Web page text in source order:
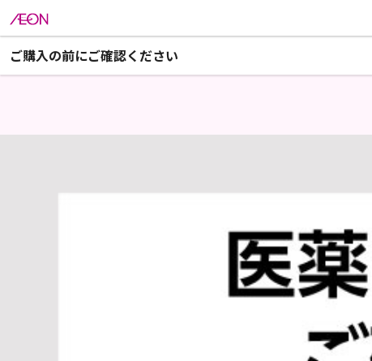
ご購入の前にご確認ください